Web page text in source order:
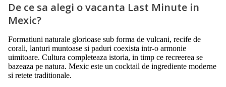
De ce sa alegi o vacanta Last Minute in
Mexic?
Formatiuni naturale glorioase sub forma de vulcani, recife de
corali, lanturi muntoase si paduri coexista intr-o armonie
uimitoare. Cultura completeaza istoria, in timp ce recreerea se
bazeaza pe natura. Mexic este un cocktail de ingrediente moderne
si retete traditionale.